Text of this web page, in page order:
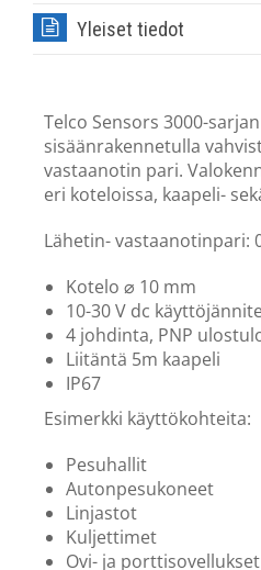
Yleiset tiedot
Telco Sensors 3000-
sisäänrakennetulla
vastaanotin pari.
eri koteloissa, kaapeli-
Lähetin- vastaanotinpari:
Kotelo ⌀ 10 mm
10-30 V dc
4 johdinta, PNP
Liitäntä 5m kaapeli
IP67
Esimerkki käyttökohteita:
Pesuhallit
Autonpesukoneet
Linjastot
Kuljettimet
Ovi- ja porttisovellukset